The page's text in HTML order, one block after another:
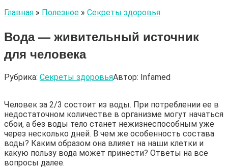
Главная » Полезное » Секреты здоровья
Вода — живительный источник
для человека
Рубрика: Секреты здоровьяАвтор: Infamed
Человек за 2/3 состоит из воды. При потреблении ее в
недостаточном количестве в организме могут начаться
сбои, а без воды тело станет нежизнеспособным уже
через несколько дней. В чем же особенность состава
воды? Каким образом она влияет на наши клетки и
какую пользу вода может принести? Ответы на все
вопросы далее.